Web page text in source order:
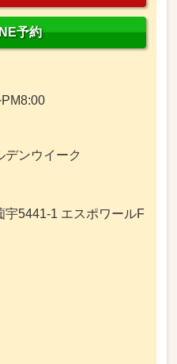
予約
デンウイーク
宇5441-1 エスポワールF